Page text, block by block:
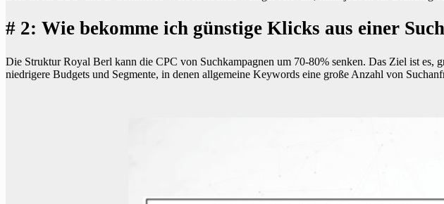
# 2: Wie bekomme ich günstige Klicks aus einer
Die Struktur Royal Berl kann die CPC von Suchkampagnen um 70-80% senken. Das Ziel ist
niedrigere Budgets und Segmente, in denen allgemeine Keywords eine große Anzahl von